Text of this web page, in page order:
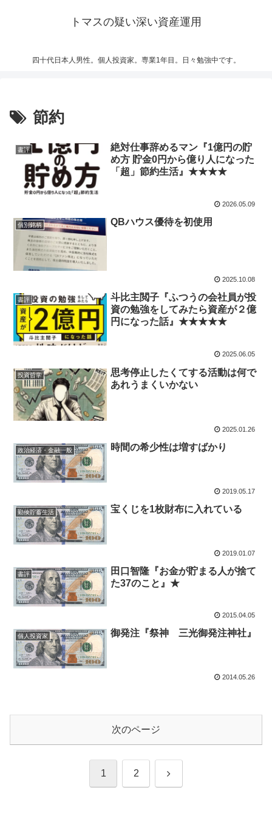
トマスの疑い深い資産運用
四十代日本人男性。個人投資家。専業1年目。日々勉強中です。
節約
書評
絶対仕事辞めるマン『1億円の貯
め方 貯金0円から億り人になった
「超」節約生活』★★★★
2026.05.09
個別銘柄 QBハウス優待を初使用
2025.10.08
書評
斗比主閲子『ふつうの会社員が投
資の勉強をしてみたら資産が２億
円になった話』★★★★★
2025.06.05
投資哲学
思考停止したくてする活動は何で
あれうまくいかない
2025.01.26
政治経済・金融一般 時間の希少性は増すばかり
2019.05.17
勤倹貯蓄生活 宝くじを1枚財布に入れている
2019.01.07
書評
田口智隆『お金が貯まる人が捨て
た37のこと』★
2015.04.05
個人投資家 御発注『祭神 三光御発注神社』
2014.05.26
次のページ
1 2 次